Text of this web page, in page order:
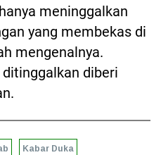
meninggalkan
yang membekas di
mengenalnya.
diberi
Kabar Duka